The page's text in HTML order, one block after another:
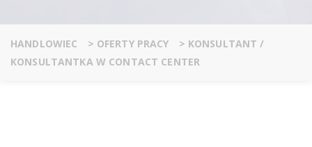
HANDLOWIEC > OFERTY PRACY > KONSULTANT /
KONSULTANTKA W CONTACT CENTER